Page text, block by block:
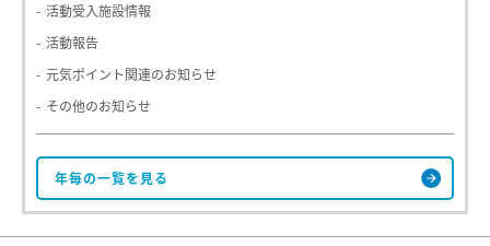
活動受入施設情報
活動報告
元気ポイント関連のお知らせ
その他のお知らせ